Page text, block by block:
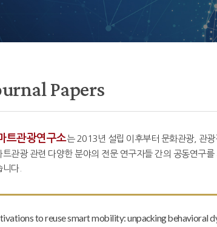
Papers
트관광연구소는 2013년 설립 이후부터 문화관광, 관
트관광 관련 다양한 분야의 전문 연구자들 간의 공동연구
니다.
to reuse smart mobility: unpacking behavioral